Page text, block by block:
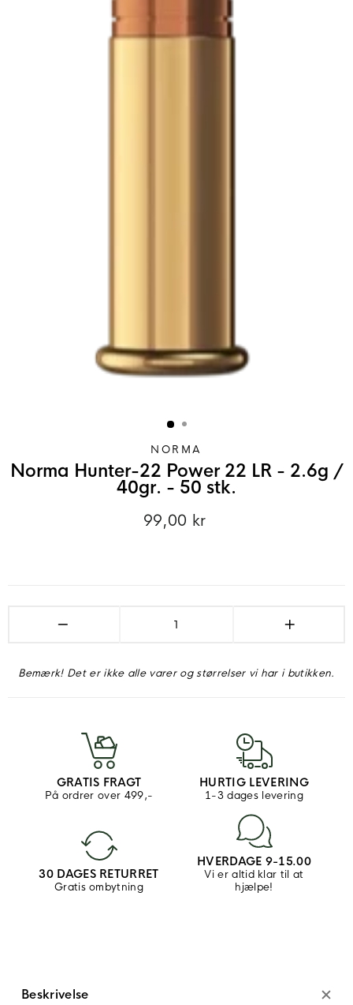
NORMA
Norma Hunter-22 Power 22 LR - 2.6g /
40gr. - 50 stk.
Normalpris
99,00 kr
− +
Bemærk! Det er ikke alle varer og størrelser vi har i butikken.
GRATIS FRAGT
På ordrer over 499,-
HURTIG LEVERING
1-3 dages levering
30 DAGES RETURRET
Gratis ombytning
HVERDAGE 9-15.00
Vi er altid klar til at
hjælpe!
Beskrivelse